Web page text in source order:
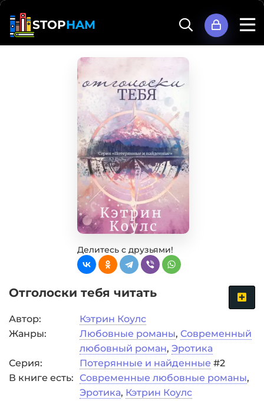
STOPHAM
Делитесь с друзьями!
Отголоски тебя читать
Автор:
Кэтрин Коулc
Жанры:
Любовные романы, Современный
любовный роман, Эротика
Серия:
Потерянные и найденные #2
В книге есть:
Современные любовные романы,
Эротика, Кэтрин Коулc